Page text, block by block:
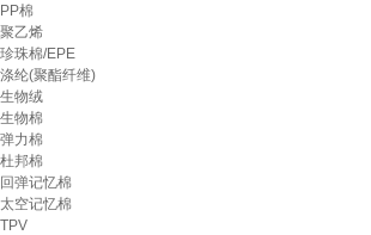
PP棉
聚乙烯
珍珠棉/EPE
涤纶(聚酯纤维)
生物绒
生物棉
弹力棉
杜邦棉
回弹记忆棉
太空记忆棉
TPV